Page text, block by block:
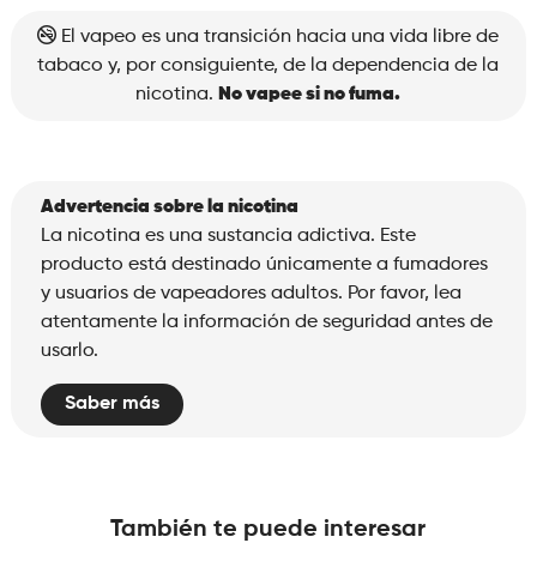
El vapeo es una transición hacia una vida libre de
tabaco y, por consiguiente, de la dependencia de la
nicotina. No vapee si no fuma.
Advertencia sobre la nicotina
La nicotina es una sustancia adictiva. Este
producto está destinado únicamente a fumadores
y usuarios de vapeadores adultos. Por favor, lea
atentamente la información de seguridad antes de
usarlo.
Saber más
También te puede interesar